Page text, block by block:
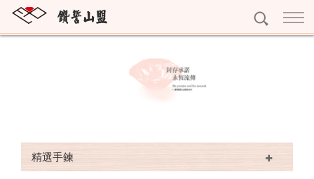
訂婚鑽戒
Nina Ricci系列
Eternity
個性珠寶
精選手鍊